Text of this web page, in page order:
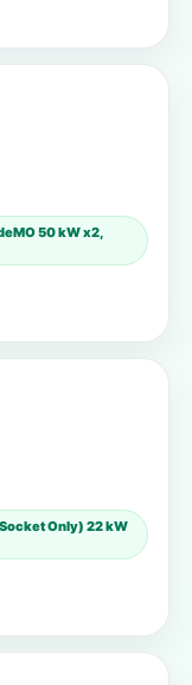
50 kW x2,
Only) 22 kW